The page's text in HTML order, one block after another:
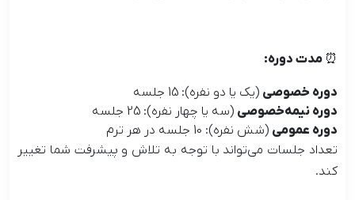
⏰ مدت دوره:
دوره خصوصی (یک یا دو نفره): 15 جلسه
دوره نیمه‌خصوصی (سه یا چهار نفره): 25 جلسه
دوره عمومی (شش نفره): 10 جلسه در هر ترم
تعداد جلسات می‌تواند با توجه به تلاش و پیشرفت شما تغییر
کند.